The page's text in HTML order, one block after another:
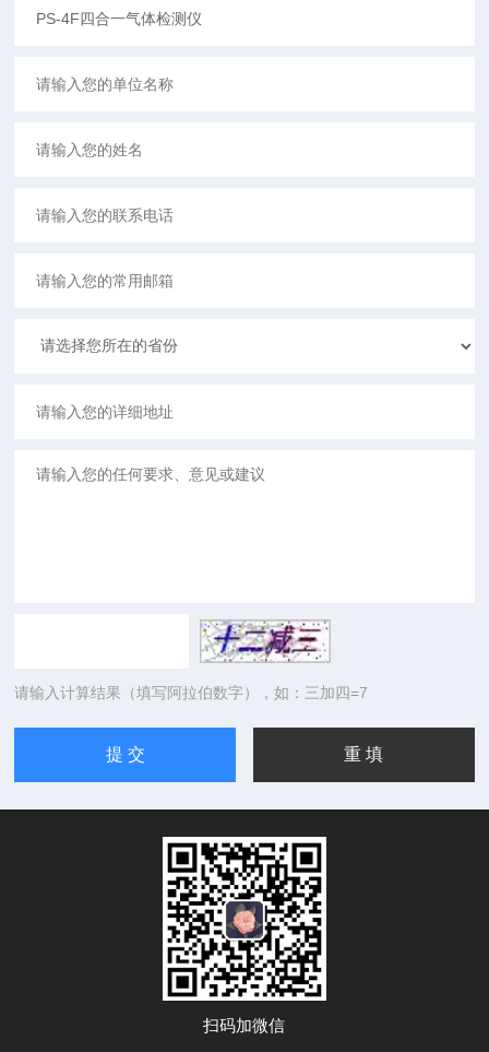
请输入计算结果（填写阿拉伯数字），如：三加四=7
扫码加微信